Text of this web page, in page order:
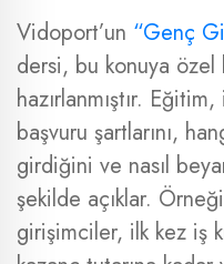
Vidoport’un “Genç
dersi, bu konuya özel
hazırlanmıştır.
başvuru şartlarını,
girdiğini ve nasıl
şekilde açıklar.
girişimciler, ilk kez iş